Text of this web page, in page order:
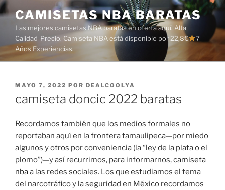
Saltar
al
contenido
CAMISETAS NBA BARATAS
Las mejores camisetas NBA baratas en oferta aquí. Alta
Calidad-Precio. Camiseta NBA está disponible por 22,8€
7
Años Experiencias.
PUBLICADO
MAYO 7, 2022 POR DEALCOOLYA
camiseta doncic 2022 baratas
Recordamos también que los medios formales no
reportaban aquí en la frontera tamaulipeca—por miedo
algunos y otros por conveniencia (la “ley de la plata o el
plomo”)—y así recurrimos, para informarnos,camiseta
nbaa las redes sociales. Los que estudiamos el tema
del narcotráfico y la seguridad en México recordamos